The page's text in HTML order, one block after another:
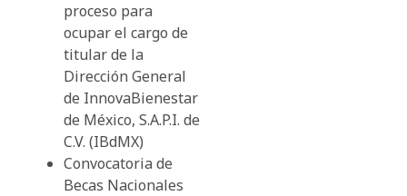
proceso para
ocupar el cargo de
titular de la
Dirección General
de InnovaBienestar
de México, S.A.P.I. de
C.V. (IBdMX)
Convocatoria de
Becas Nacionales